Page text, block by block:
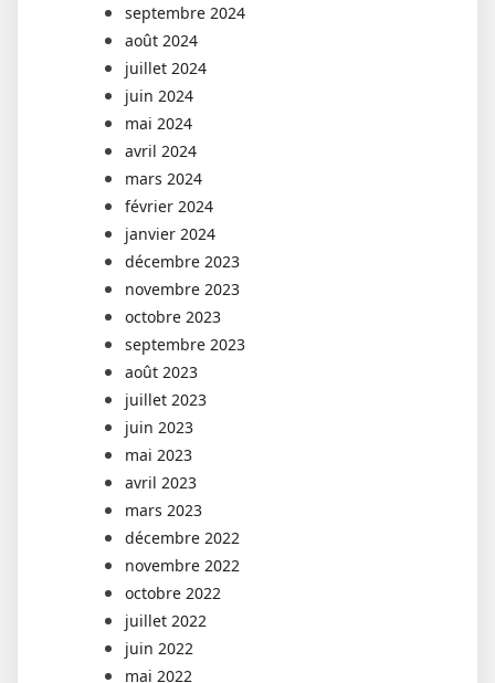
septembre 2024
août 2024
juillet 2024
juin 2024
mai 2024
avril 2024
mars 2024
février 2024
janvier 2024
décembre 2023
novembre 2023
octobre 2023
septembre 2023
août 2023
juillet 2023
juin 2023
mai 2023
avril 2023
mars 2023
décembre 2022
novembre 2022
octobre 2022
juillet 2022
juin 2022
mai 2022